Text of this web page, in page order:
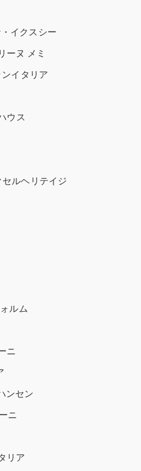
・イクスシー
ーヌ メミ
イタリア
ウス
セルヘリテイジ
ルム
ニ
ンセン
ニ
リア